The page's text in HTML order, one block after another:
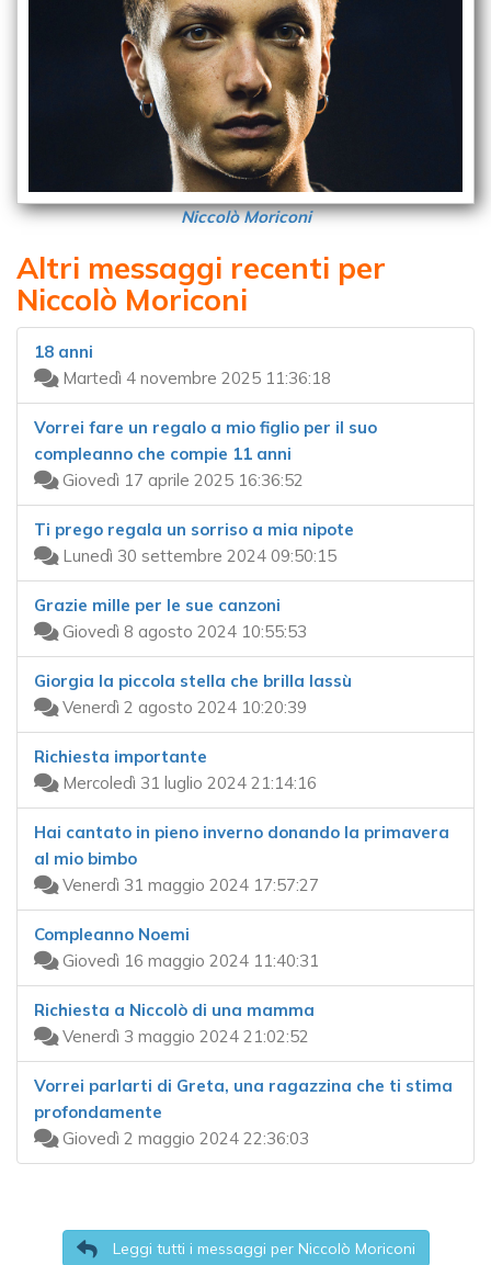
Niccolò Moriconi
Altri messaggi recenti per
Niccolò Moriconi
18 anni
Martedì 4 novembre 2025 11:36:18
Vorrei fare un regalo a mio figlio per il suo
compleanno che compie 11 anni
Giovedì 17 aprile 2025 16:36:52
Ti prego regala un sorriso a mia nipote
Lunedì 30 settembre 2024 09:50:15
Grazie mille per le sue canzoni
Giovedì 8 agosto 2024 10:55:53
Giorgia la piccola stella che brilla lassù
Venerdì 2 agosto 2024 10:20:39
Richiesta importante
Mercoledì 31 luglio 2024 21:14:16
Hai cantato in pieno inverno donando la primavera
al mio bimbo
Venerdì 31 maggio 2024 17:57:27
Compleanno Noemi
Giovedì 16 maggio 2024 11:40:31
Richiesta a Niccolò di una mamma
Venerdì 3 maggio 2024 21:02:52
Vorrei parlarti di Greta, una ragazzina che ti stima
profondamente
Giovedì 2 maggio 2024 22:36:03
Leggi tutti i messaggi per Niccolò Moriconi